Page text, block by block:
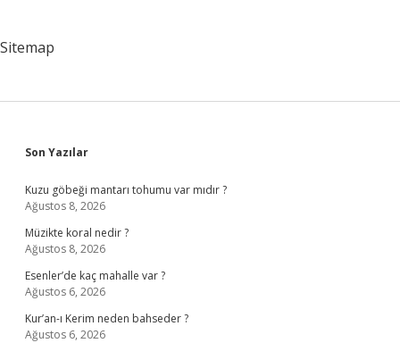
Sitemap
Sidebar
Son Yazılar
Kuzu göbeği mantarı tohumu var mıdır ?
Ağustos 8, 2026
Müzikte koral nedir ?
Ağustos 8, 2026
Esenler’de kaç mahalle var ?
Ağustos 6, 2026
Kur’an-ı Kerim neden bahseder ?
Ağustos 6, 2026